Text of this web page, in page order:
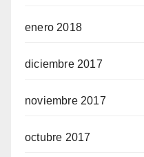
enero 2018
diciembre 2017
noviembre 2017
octubre 2017